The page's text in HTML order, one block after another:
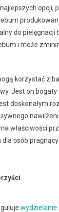
opcji,
do pielęgnacji
i może
korzystać z
Jest on
doskonałym
właściwości
osób
wydzielanie